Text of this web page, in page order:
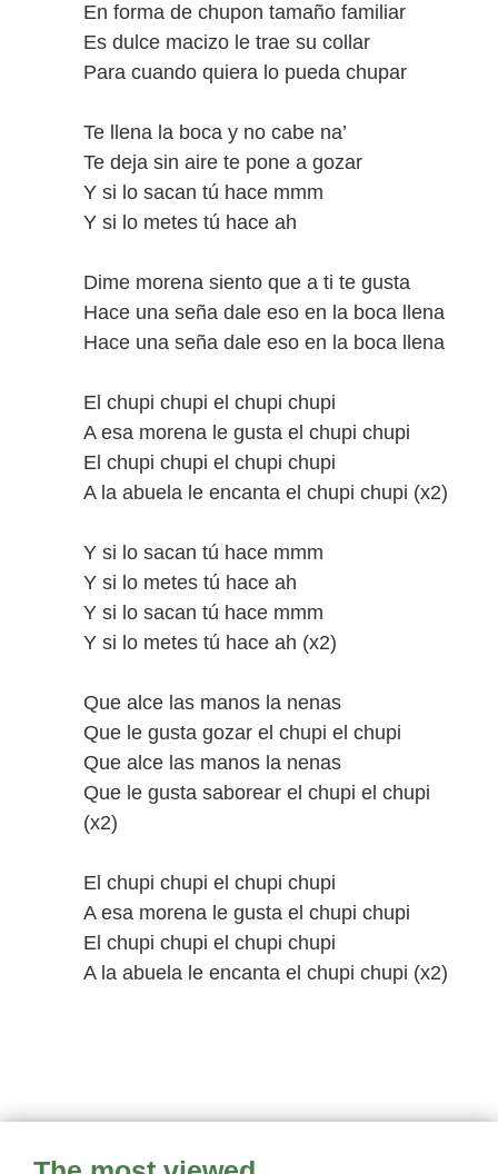
En forma de chupon tamaño familiar
Es dulce macizo le trae su collar
Para cuando quiera lo pueda chupar
Te llena la boca y no cabe na’
Te deja sin aire te pone a gozar
Y si lo sacan tú hace mmm
Y si lo metes tú hace ah
Dime morena siento que a ti te gusta
Hace una seña dale eso en la boca llena
Hace una seña dale eso en la boca llena
El chupi chupi el chupi chupi
A esa morena le gusta el chupi chupi
El chupi chupi el chupi chupi
A la abuela le encanta el chupi chupi (x2)
Y si lo sacan tú hace mmm
Y si lo metes tú hace ah
Y si lo sacan tú hace mmm
Y si lo metes tú hace ah (x2)
Que alce las manos la nenas
Que le gusta gozar el chupi el chupi
Que alce las manos la nenas
Que le gusta saborear el chupi el chupi
(x2)
El chupi chupi el chupi chupi
A esa morena le gusta el chupi chupi
El chupi chupi el chupi chupi
A la abuela le encanta el chupi chupi (x2)